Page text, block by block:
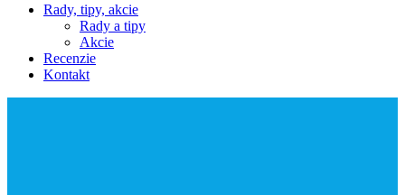
Rady, tipy, akcie
Rady a tipy
Akcie
Recenzie
Kontakt